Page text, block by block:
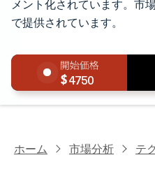
メント化されています。市
で提供されています。
4750
ホーム 市場分析 テ